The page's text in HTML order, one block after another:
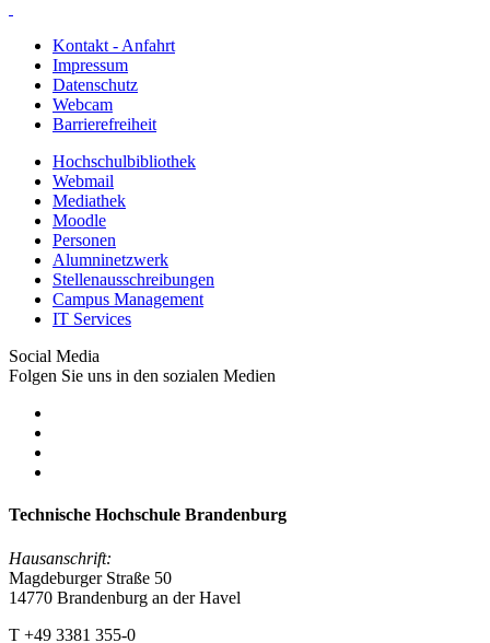
Kontakt - Anfahrt
Impressum
Datenschutz
Webcam
Barrierefreiheit
Hochschulbibliothek
Webmail
Mediathek
Moodle
Personen
Alumninetzwerk
Stellenausschreibungen
Campus Management
IT Services
Social Media
Folgen Sie uns in den sozialen Medien
Technische Hochschule Brandenburg
Hausanschrift:
Magdeburger Straße 50
14770 Brandenburg an der Havel
T +49 3381 355-0